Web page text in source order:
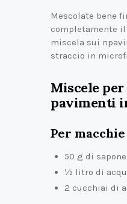
Mescolate bene
completamente il
miscela sui
straccio in
Miscele
pavimenti
Per
50 g di
½ litro di
2 cucchiai di